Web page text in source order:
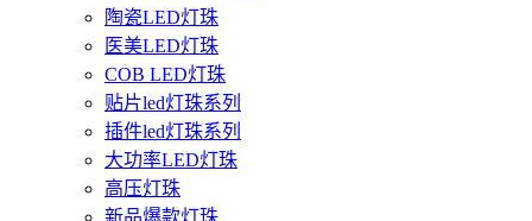
陶瓷LED灯珠
医美LED灯珠
COB LED灯珠
贴片led灯珠系列
插件led灯珠系列
大功率LED灯珠
高压灯珠
新品爆款灯珠